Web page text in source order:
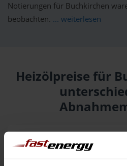
Notierungen für Buchkirchen
beobachten. ... weiterlesen
Heizölpreise für